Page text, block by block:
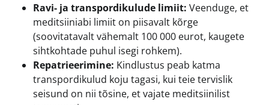
Ravi- ja transpordikulude limiit: Veenduge, et
meditsiiniabi limiit on piisavalt kõrge
(soovitatavalt vähemalt 100 000 eurot, kaugete
sihtkohtade puhul isegi rohkem).
Repatrieerimine: Kindlustus peab katma
transpordikulud koju tagasi, kui teie tervislik
seisund on nii tõsine, et vajate meditsiinilist